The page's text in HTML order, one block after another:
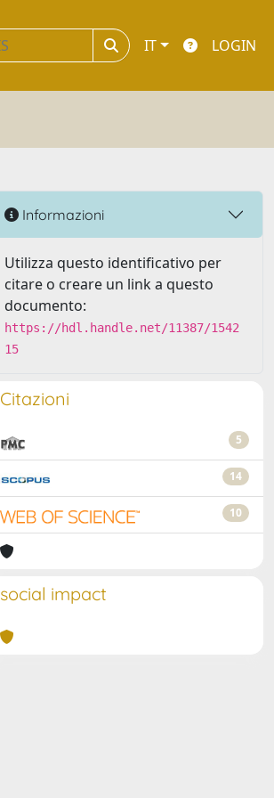
IT LOGIN
Informazioni
Utilizza questo identificativo per
citare o creare un link a questo
documento:
https://hdl.handle.net/11387/1542
15
Citazioni
5
14
10
social impact